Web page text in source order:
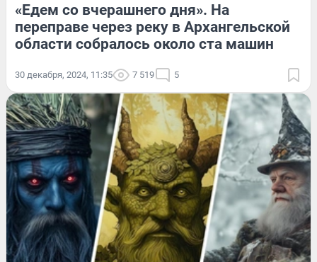
«Едем со вчерашнего дня». На
переправе через реку в Архангельской
области собралось около ста машин
30 декабря, 2024, 11:35 7 519 5